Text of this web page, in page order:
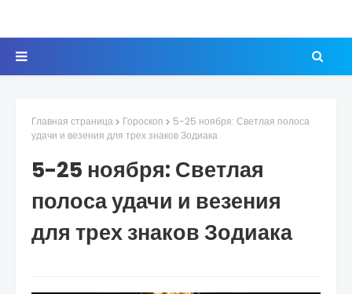
Главная страница Гороскоп
5-25 ноября: Светлая полоса
удачи и везения для трех знаков Зодиака
5-25 ноября: Светлая
полоса удачи и везения
для трех знаков Зодиака